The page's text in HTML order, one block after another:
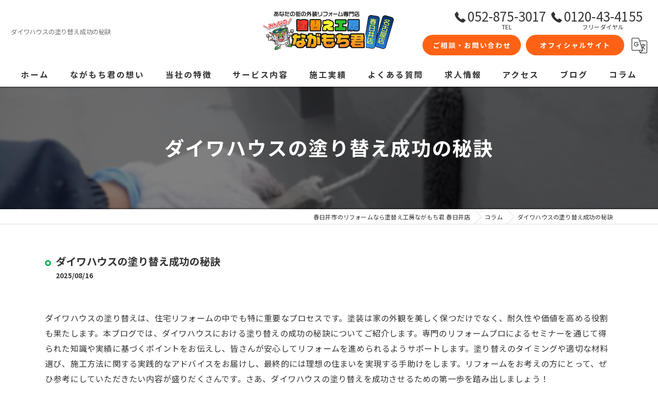
ダイワハウスの塗り替え成功の秘訣
052-875-3017
TEL
0120-43-4155
フリーダイヤル
ご相談・お問い合わせ オフィシャルサイト
ホーム ながもち君の想い 当社の特徴
内装
サービス内容 施工実績 よくある質問 求人情報 アクセス ブログ コラム
ダイワハウスの塗り替え成功の秘訣
春日井市のリフォームなら塗替え工房ながもち君 春日井店 コラム ダイワハウスの塗り替え成功の秘訣
ダイワハウスの塗り替え成功の秘訣
2025/08/16
ダイワハウスの塗り替えは、住宅リフォームの中でも特に重要なプロセスです。塗装は家の外観を美しく保つだけでなく、耐久性や価値を高める役割
も果たします。本ブログでは、ダイワハウスにおける塗り替えの成功の秘訣についてご紹介します。専門のリフォームプロによるセミナーを通じて得
られた知識や実績に基づくポイントをお伝えし、皆さんが安心してリフォームを進められるようサポートします。塗り替えのタイミングや適切な材料
選び、施工方法に関する実践的なアドバイスをお届けし、最終的には理想の住まいを実現する手助けをします。リフォームをお考えの方にとって、ぜ
ひ参考にしていただきたい内容が盛りだくさんです。さあ、ダイワハウスの塗り替えを成功させるための第一歩を踏み出しましょう！